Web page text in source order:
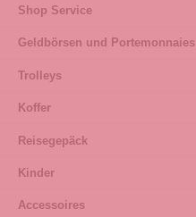
Shop Service
Geldbörsen und Portemonnaies
Trolleys
Koffer
Reisegepäck
Kinder
Accessoires